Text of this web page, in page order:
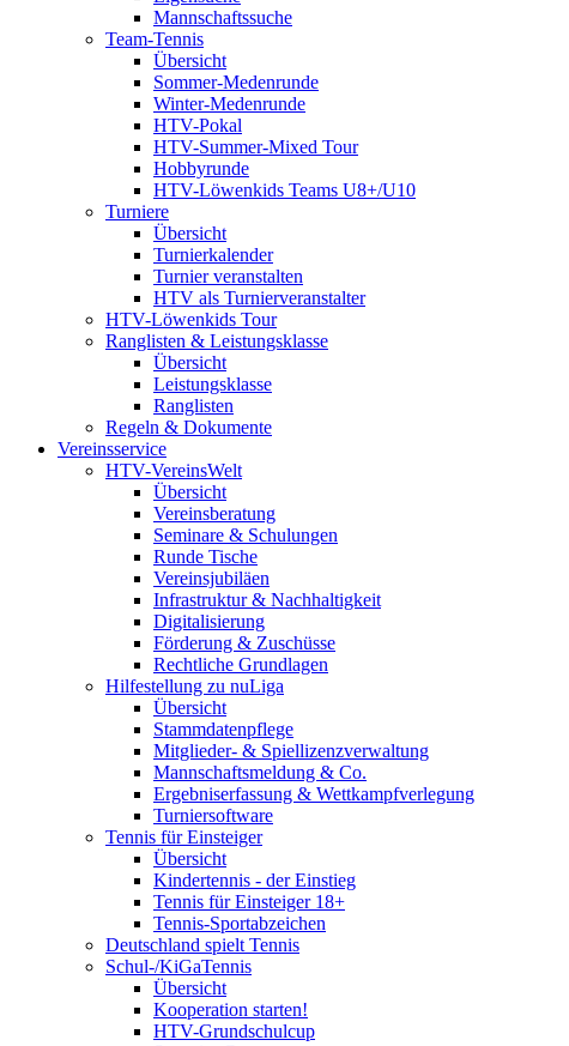
Mannschaftssuche
Team-Tennis
Übersicht
Sommer-Medenrunde
Winter-Medenrunde
HTV-Pokal
HTV-Summer-Mixed Tour
Hobbyrunde
HTV-Löwenkids Teams U8+/U10
Turniere
Übersicht
Turnierkalender
Turnier veranstalten
HTV als Turnierveranstalter
HTV-Löwenkids Tour
Ranglisten & Leistungsklasse
Übersicht
Leistungsklasse
Ranglisten
Regeln & Dokumente
Vereinsservice
HTV-VereinsWelt
Übersicht
Vereinsberatung
Seminare & Schulungen
Runde Tische
Vereinsjubiläen
Infrastruktur & Nachhaltigkeit
Digitalisierung
Förderung & Zuschüsse
Rechtliche Grundlagen
Hilfestellung zu nuLiga
Übersicht
Stammdatenpflege
Mitglieder- & Spiellizenzverwaltung
Mannschaftsmeldung & Co.
Ergebniserfassung & Wettkampfverlegung
Turniersoftware
Tennis für Einsteiger
Übersicht
Kindertennis - der Einstieg
Tennis für Einsteiger 18+
Tennis-Sportabzeichen
Deutschland spielt Tennis
Schul-/KiGaTennis
Übersicht
Kooperation starten!
HTV-Grundschulcup